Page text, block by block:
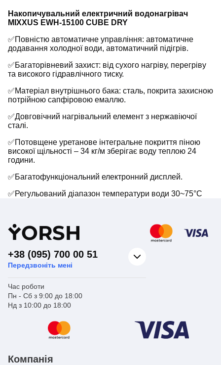
Накопичувальний електричний водонагрівач
MIXXUS EWH-15100 CUBE DRY
✅Повністю автоматичне управління: автоматичне
додавання холодної води, автоматичний підігрів.
✅Багаторівневий захист: від сухого нагріву, перегріву
та високого гідравлічного тиску.
✅Матеріал внутрішнього бака: сталь, покрита захисною
потрійною сапфіровою емаллю.
✅Довговічний нагрівальний елемент з нержавіючої
сталі.
✅Потовщене уретанове інтегральне покриття піною
високої щільності – 34 кг/м зберігає воду теплою 24
години.
✅Багатофункціональний електронний дисплей.
✅Регульований діапазон температури води 30~75°C
YORSH
+38 (095) 700 00 51
Передзвоніть мені
Час роботи
Пн - Сб з 9:00 до 18:00
Нд з 10:00 до 18:00
Компанія